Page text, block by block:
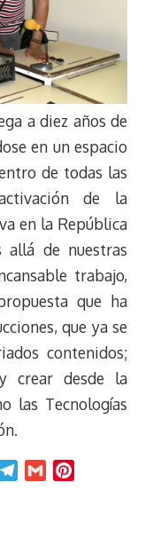
a diez años de
en un espacio
de todas las
de la
en la República
allá de nuestras
trabajo,
que ha
que ya se
contenidos;
crear desde la
las Tecnologías